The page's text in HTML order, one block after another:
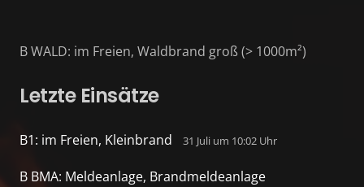
B WALD: im Freien, Waldbrand groß (> 1000m²)
Letzte Einsätze
B1: im Freien, Kleinbrand 31 Juli um 10:02 Uhr
B BMA: Meldeanlage, Brandmeldeanlage